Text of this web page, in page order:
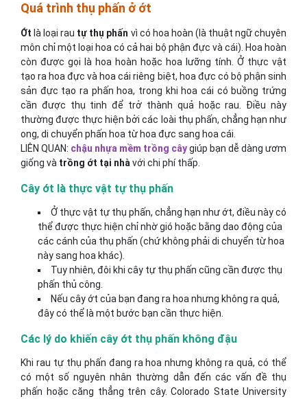
Quá trình thụ phấn ở ớt
Ớt là loại rau tự thụ phấn vì có hoa hoàn (là thuật ngữ chuyên
môn chỉ một loại hoa có cả hai bộ phận đực và cái). Hoa hoàn
còn được gọi là hoa hoàn hoặc hoa lưỡng tính. Ở thực vật
tạo ra hoa đực và hoa cái riêng biệt, hoa đực có bộ phận sinh
sản đực tạo ra phấn hoa, trong khi hoa cái có buồng trứng
cần được thụ tinh để trở thành quả hoặc rau. Điều này
thường được thực hiện bởi các loài thụ phấn, chẳng hạn như
ong, di chuyển phấn hoa từ hoa đực sang hoa cái.
LIÊN QUAN: chậu nhựa mềm trồng câygiúp bạn dễ dàng ươm
giống và trồng ớt tại nhàvới chi phí thấp.
Cây ớt là thực vật tự thụ phấn
Ở thực vật tự thụ phấn, chẳng hạn như ớt, điều này có
thể được thực hiện chỉ nhờ gió hoặc bằng dao động của
các cánh của thụ phấn (chứ không phải di chuyển từ hoa
này sang hoa khác).
Tuy nhiên, đôi khi cây tự thụ phấn cũng cần được thụ
phấn thủ công.
Nếu cây ớt của bạn đang ra hoa nhưng không ra quả,
đây có thể là một bước bạn cần thực hiện.
Các lý do khiến cây ớt thụ phấn không đậu
Khi rau tự thụ phấn đang ra hoa nhưng không ra quả, có thể
có một số nguyên nhân thường dẫn đến các vấn đề thụ
phấn hoặc căng thẳng trên cây. Colorado State University